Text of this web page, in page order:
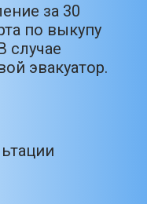
за 30
по выкупу
случае
эвакуатор.